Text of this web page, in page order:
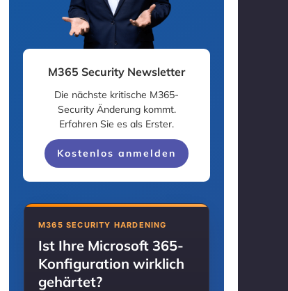
M365 Security Newsletter
Die nächste kritische M365-
Security Änderung kommt.
Erfahren Sie es als Erster.
Kostenlos anmelden
M365 SECURITY HARDENING
Ist Ihre Microsoft 365-
Konfiguration wirklich
gehärtet?